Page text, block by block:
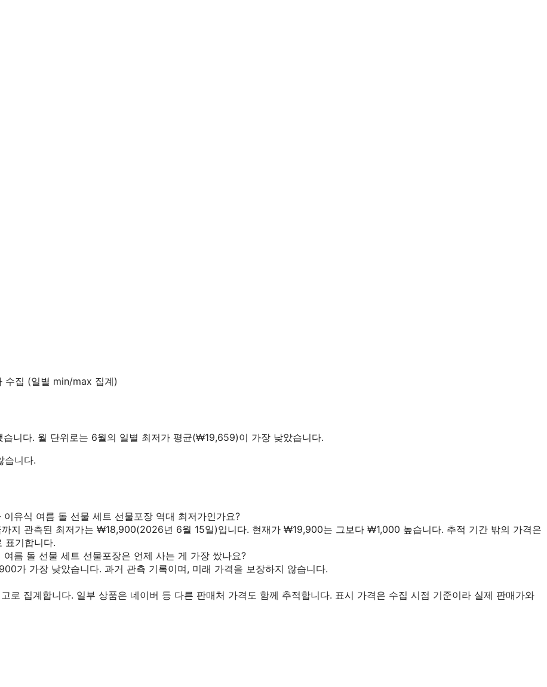
수집 (일별 min/max 집계)
습니다. 월 단위로는 6월의 일별 최저가 평균(₩19,659)이 가장 낮았습니다.
습니다.
유식 여름 돌 선물 세트 선물포장 역대 최저가인가요?
지 관측된 최저가는 ₩18,900(2026년 6월 15일)입니다. 현재가 ₩19,900는 그보다 ₩1,000 높습니다. 추적 기간 밖의 가격은
표기합니다.
름 돌 선물 세트 선물포장은 언제 사는 게 가장 쌌나요?
가 가장 낮았습니다. 과거 관측 기록이며, 미래 가격을 보장하지 않습니다.
로 집계합니다. 일부 상품은 네이버 등 다른 판매처 가격도 함께 추적합니다. 표시 가격은 수집 시점 기준이라 실제 판매가와